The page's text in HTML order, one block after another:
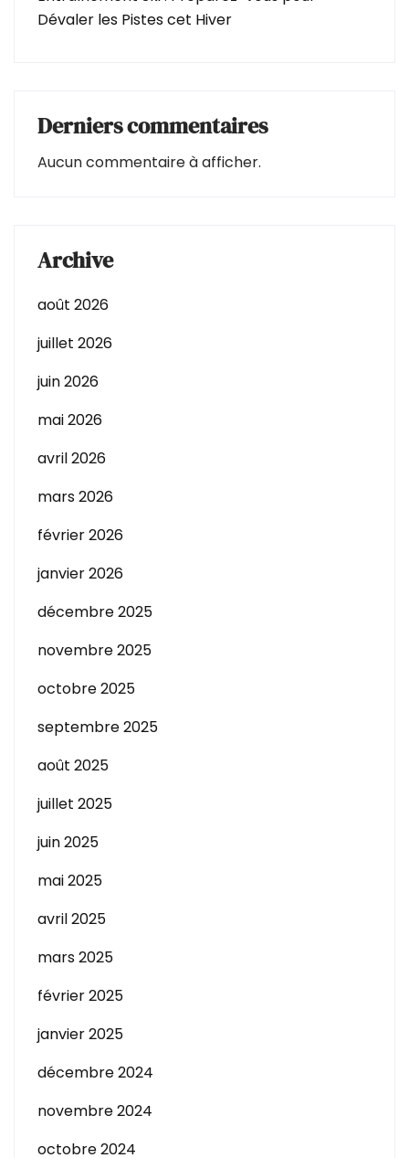
Dévaler les Pistes cet Hiver
Derniers commentaires
Aucun commentaire à afficher.
Archive
août 2026
juillet 2026
juin 2026
mai 2026
avril 2026
mars 2026
février 2026
janvier 2026
décembre 2025
novembre 2025
octobre 2025
septembre 2025
août 2025
juillet 2025
juin 2025
mai 2025
avril 2025
mars 2025
février 2025
janvier 2025
décembre 2024
novembre 2024
octobre 2024